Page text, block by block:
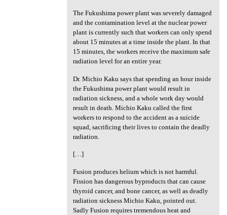
The Fukushima power plant was severely damaged
and the contamination level at the nuclear power
plant is currently such that workers can only spend
about 15 minutes at a time inside the plant. In that
15 minutes, the workers receive the maximum safe
radiation level for an entire year.
Dr. Michio Kaku says that spending an hour inside
the Fukushima power plant would result in
radiation sickness, and a whole work day would
result in death. Michio Kaku called the first
workers to respond to the accident as a suicide
squad, sacrificing their lives to contain the deadly
radiation.
[…]
Fusion produces helium which is not harmful.
Fission has dangerous byproducts that can cause
thyroid cancer, and bone cancer, as well as deadly
radiation sickness Michio Kaku, pointed out.
Sadly Fusion requires tremendous heat and